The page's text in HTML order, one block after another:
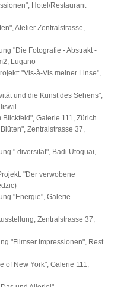
Hotel/Restaurant
Atelier Zentralstrasse,
"Die Fotografie - Abstrakt -
Lugano
"Vis-à-Vis meiner Linse",
und die Kunst des Sehens",
Galerie 111, Zürich
Zentralstrasse 37,
" diversität", Badi Utoquai,
"Der verwobene
"Energie", Galerie
Zentralstrasse 37,
"Flimser Impressionen", Rest.
of New York", Galerie 111,